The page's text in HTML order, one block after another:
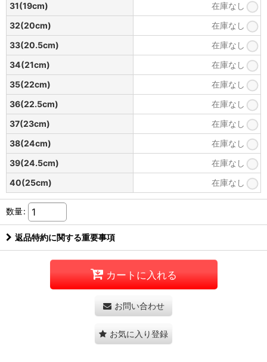
31(19cm)
在庫なし
32(20cm)
在庫なし
33(20.5cm)
在庫なし
34(21cm)
在庫なし
35(22cm)
在庫なし
36(22.5cm)
在庫なし
37(23cm)
在庫なし
38(24cm)
在庫なし
39(24.5cm)
在庫なし
40(25cm)
在庫なし
数量:
返品特約に関する重要事項
カートに入れる
お問い合わせ
お気に入り登録